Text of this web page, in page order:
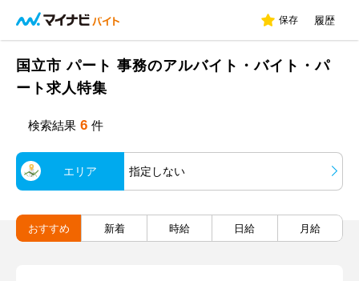
保存 履歴
国立市 パート 事務のアルバイト・バイト・パ
ート求人特集
検索結果 6 件
エリア 指定しない
おすすめ 新着 時給 日給 月給